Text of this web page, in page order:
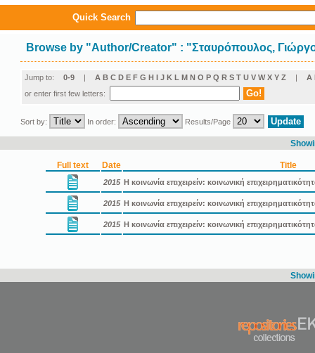
Quick Search
Browse by "Author/Creator" : "Σταυρόπουλος,
Jump to: 0-9 | A B C D E F G H I J K L M N O P Q R S T U V W X Y Z | Α
or enter first few letters:
Sort by: In order: Results/Page
Full text Date Title
2015 Η κοινωνία επιχειρείν: κοινωνική
2015 Η κοινωνία επιχειρείν: κοινωνική
2015 Η κοινωνία επιχειρείν: κοινωνική